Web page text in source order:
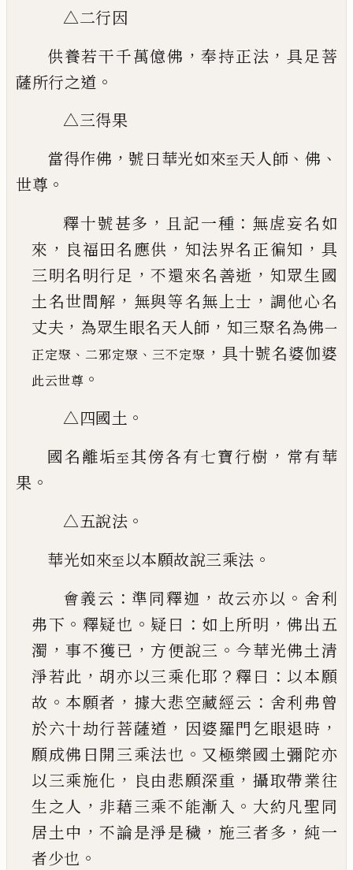
△二行因
供養若干千萬億佛 ，奉持正法 ，具足菩
薩所行之道 。
△三得果
當得作佛 ，號曰華光如來至天人師 、 佛 、
世尊 。
釋十號甚多 ， 且記一種 ： 無虗妄名如
來 ， 良福田名應供 ， 知法界名正徧知 ， 具
三明名明行足 ，不還來名善逝 ， 知眾生國
土名世間解 ， 無與等名無上士 ， 調他心名
丈夫 ， 為眾生眼名天人師 ， 知三聚名為佛一
正定聚 、 二邪定聚 、 三不定聚 ， 具十號名婆伽婆
此云世尊 。
△四國土 。
國名離垢至其傍各有七寶行樹 ， 常有華
果 。
△五說法 。
華光如來至以本願故說三乘法 。
會義云 ： 準同釋迦 ， 故云亦以 。 舍利
弗下 。 釋疑也 。 疑曰 ： 如上所明 ，佛出五
濁 ，事不獲已 ， 方便說三 。 今華光佛土清
淨若此 ，胡亦以三乘化耶 ？釋曰 ： 以本願
故 。本願者 ， 據大悲空藏經云 ： 舍利弗曾
於六十劫行菩薩道 ， 因婆羅門乞眼退時 ，
願成佛日開三乘法也 。 又極樂國土彌陀亦
以三乘施化 ， 良由悲願深重 ，攝取帶業往
生之人 ， 非藉三乘不能漸入 。 大約凡聖同
居土中 ，不論是淨是穢 ， 施三者多 ， 純一
者少也 。